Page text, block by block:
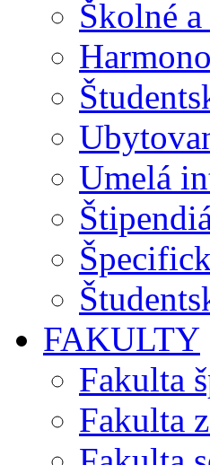
Školné
Umelá
FAKULTY
Fakulta
Fakulta